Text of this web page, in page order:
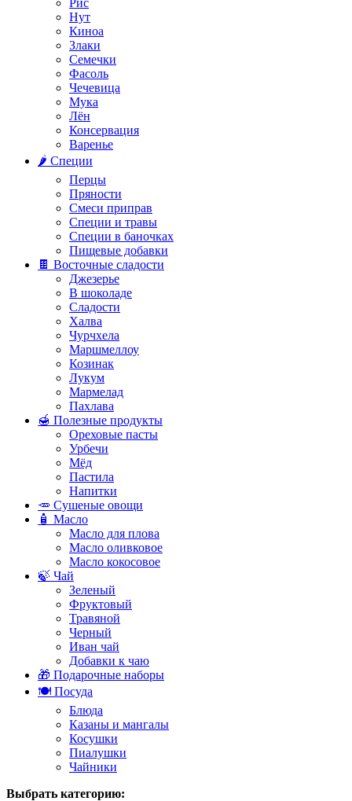
Нут
Киноа
Злаки
Семечки
Фасоль
Чечевица
Мука
Лён
Консервация
Варенье
🌶️ Специи
Перцы
Пряности
Смеси приправ
Специи и травы
Специи в баночках
Пищевые добавки
🍫 Восточные сладости
Джезерье
В шоколаде
Сладости
Халва
Чурчхела
Маршмеллоу
Козинак
Лукум
Мармелад
Пахлава
🍯 Полезные продукты
Ореховые пасты
Урбечи
Мёд
Пастила
Напитки
🥕 Сушеные овощи
🧴 Масло
Масло для плова
Масло оливковое
Масло кокосовое
🍃 Чай
Зеленый
Фруктовый
Травяной
Черный
Иван чай
Добавки к чаю
🎁 Подарочные наборы
🍽️ Посуда
Блюда
Казаны и мангалы
Косушки
Пиалушки
Чайники
Выбрать категорию: